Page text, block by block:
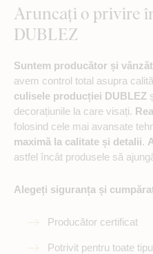
Aruncați o privire
DUBLEZ
Suntem producător și
avem control total asupra
culisele producției DUBLEZ
decorațiunile la care visați.
folosind cele mai avansate
maximă la calitate și detalii.
astfel încât produsele să
Alegeți siguranța și
Producător certificat
Potrivit pentru toate